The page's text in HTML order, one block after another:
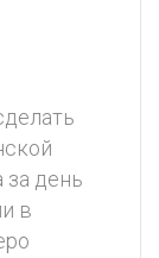
за день
в